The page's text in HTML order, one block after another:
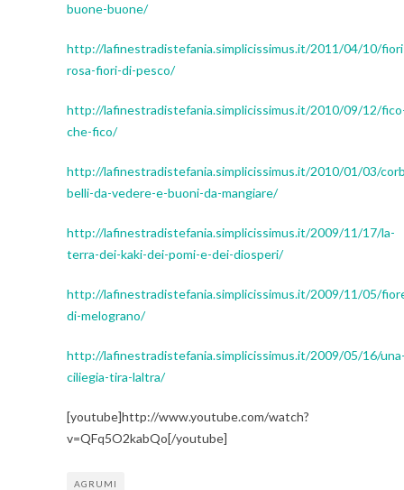
buone-buone/
http://lafinestradistefania.simplicissimus.it/2011/04/10/
rosa-fiori-di-pesco/
http://lafinestradistefania.simplicissimus.it/2010/09/12/
che-fico/
http://lafinestradistefania.simplicissimus.it/2010/01/03/
belli-da-vedere-e-buoni-da-mangiare/
http://lafinestradistefania.simplicissimus.it/2009/11/17/la-
terra-dei-kaki-dei-pomi-e-dei-diosperi/
http://lafinestradistefania.simplicissimus.it/2009/11/05/
di-melograno/
http://lafinestradistefania.simplicissimus.it/2009/05/16/
ciliegia-tira-laltra/
[youtube]http://www.youtube.com/watch?
v=QFq5O2kabQo[/youtube]
AGRUMI